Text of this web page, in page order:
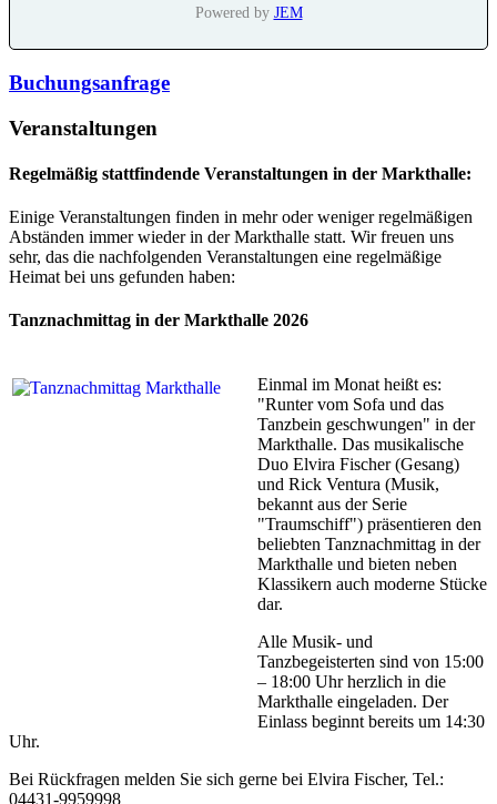
Powered by JEM
Buchungsanfrage
Veranstaltungen
Regelmäßig stattfindende Veranstaltungen in der Markthalle:
Einige Veranstaltungen finden in mehr oder weniger regelmäßigen
Abständen immer wieder in der Markthalle statt. Wir freuen uns
sehr, das die nachfolgenden Veranstaltungen eine regelmäßige
Heimat bei uns gefunden haben:
Tanznachmittag in der Markthalle 2026
Einmal im Monat heißt es:
"Runter vom Sofa und das
Tanzbein geschwungen" in der
Markthalle. Das musikalische
Duo Elvira Fischer (Gesang)
und Rick Ventura (Musik,
bekannt aus der Serie
"Traumschiff") präsentieren den
beliebten Tanznachmittag in der
Markthalle und bieten neben
Klassikern auch moderne Stücke
dar.
Alle Musik- und
Tanzbegeisterten sind von 15:00
– 18:00 Uhr herzlich in die
Markthalle eingeladen. Der
Einlass beginnt bereits um 14:30
Uhr.
Bei Rückfragen melden Sie sich gerne bei Elvira Fischer, Tel.:
04431-9959998